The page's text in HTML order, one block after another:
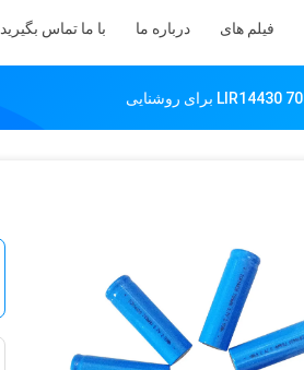
فیلم های درباره ما با ما تماس بگیرید